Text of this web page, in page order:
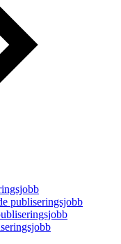
publiseringsjobb